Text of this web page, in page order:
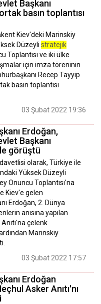
Başkanı
basın toplantısı
Kiev'deki Marinskiy
Düzeyli stratejik
Toplantısı ve iki ülke
için imza töreninin
Recep Tayyip
basın toplantısı
03 Şubat 2022 19:36
Erdoğan,
Başkanı
görüştü
olarak, Türkiye ile
Yüksek Düzeyli
Onuncu Toplantısı'na
Kiev'e gelen
Erdoğan, 2. Dünya
anısına yapılan
çelenk
ardından Marinskiy
03 Şubat 2022 17:57
Erdoğan
Asker Anıtı'nı